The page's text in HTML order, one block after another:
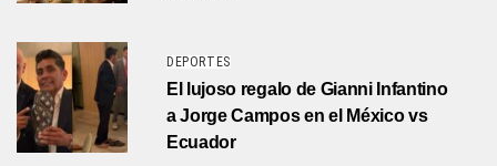
DEPORTES
El lujoso regalo de Gianni Infantino
a Jorge Campos en el México vs
Ecuador